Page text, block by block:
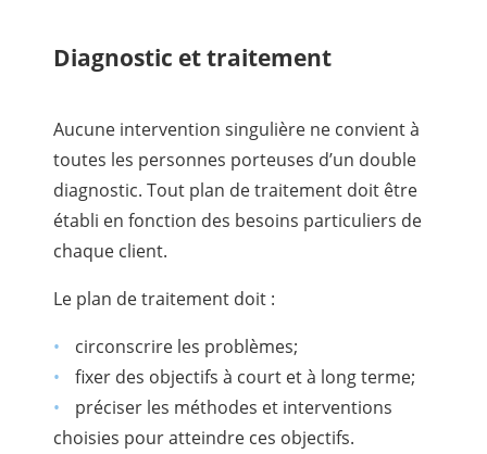
Diagnostic et traitement
Aucune intervention singulière ne convient à
toutes les personnes porteuses d’un double
diagnostic. Tout plan de traitement doit être
établi en fonction des besoins particuliers de
chaque client.
Le plan de traitement doit :
circonscrire les problèmes;
fixer des objectifs à court et à long terme;
préciser les méthodes et interventions
choisies pour atteindre ces objectifs.